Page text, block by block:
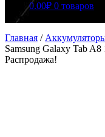
0.00₽ 0 товаров
Главная /
Samsung Galaxy Tab
Распродажа!